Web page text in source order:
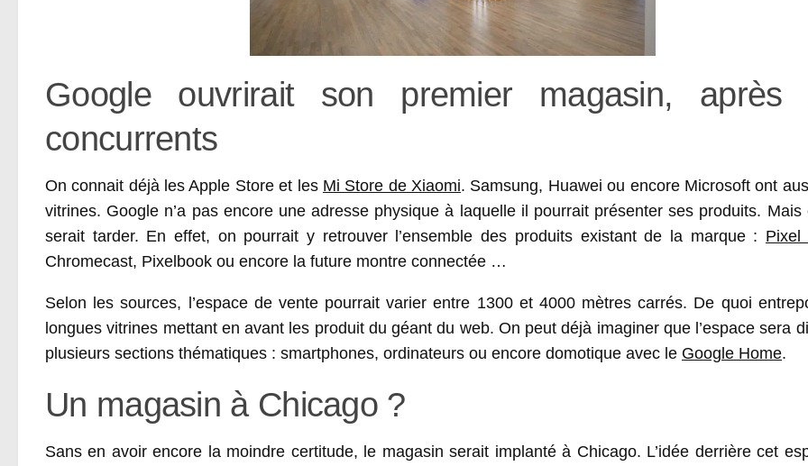
Google ouvrirait son premier magasin, après
concurrents
On connait déjà les Apple Store et les Mi Store de Xiaomi. Samsung, Huawei ou encore Microsoft ont
vitrines. Google n’a pas encore une adresse physique à laquelle il pourrait présenter ses produits. Mais
serait tarder. En effet, on pourrait y retrouver l’ensemble des produits existant de la marque : Pixel
Chromecast, Pixelbook ou encore la future montre connectée …
Selon les sources, l’espace de vente pourrait varier entre 1300 et 4000 mètres carrés. De quoi
longues vitrines mettant en avant les produit du géant du web. On peut déjà imaginer que l’espace sera
plusieurs sections thématiques : smartphones, ordinateurs ou encore domotique avec le Google Home.
Un magasin à Chicago ?
Sans en avoir encore la moindre certitude, le magasin serait implanté à Chicago. L’idée derrière cet